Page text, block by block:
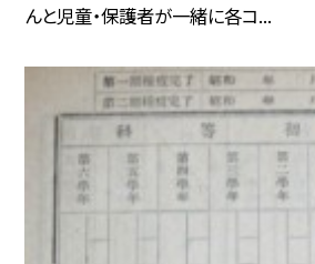
んと児童・保護者が一緒に各コ...